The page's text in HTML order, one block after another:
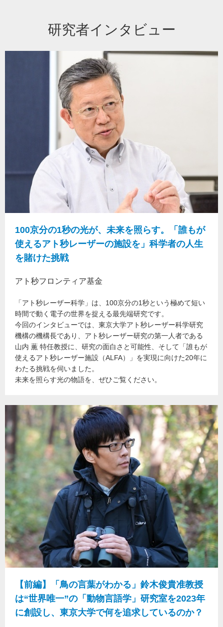
研究者インタビュー
100京分の1秒の光が、未来を照らす。「誰もが
使えるアト秒レーザーの施設を」科学者の人生
を賭けた挑戦
アト秒フロンティア基金
「アト秒レーザー科学」は、100京分の1秒という極めて短い
時間で動く電子の世界を捉える最先端研究です。
今回のインタビューでは、東京大学アト秒レーザー科学研究
機構の機構長であり、アト秒レーザー研究の第一人者である
山内 薫 特任教授に、研究の面白さと可能性、そして「誰もが
使えるアト秒レーザー施設（ALFA）」を実現に向けた20年に
わたる挑戦を伺いました。
未来を照らす光の物語を、ぜひご覧ください。
【前編】「鳥の言葉がわかる」鈴木俊貴准教授
は“世界唯一”の「動物言語学」研究室を2023年
に創設し、東京大学で何を追求しているのか？